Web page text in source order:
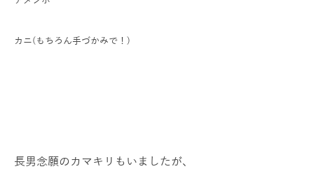
カニ(もちろん手づかみで！)
長男念願のカマキリもいましたが、